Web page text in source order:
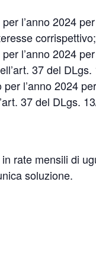
l’anno 2024
corrispettivo;
l’anno 2024
37 del DLgs.
l’anno 2024
37 del DLgs.
rate mensili di
soluzione.